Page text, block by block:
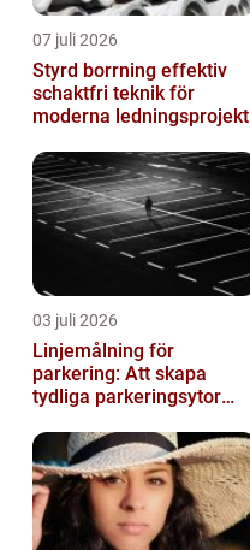
07 juli 2026
Styrd borrning effektiv
schaktfri teknik för
moderna ledningsprojekt
03 juli 2026
Linjemålning för
parkering: Att skapa
tydliga parkeringsytor
parkeringslinjer